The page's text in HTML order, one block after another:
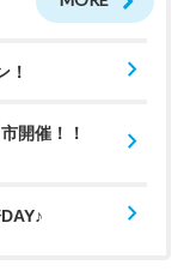
！
開催！！